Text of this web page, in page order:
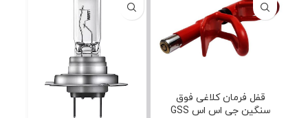
قفل فرمان کلاغی فوق
سنگین جی اس اس GSS